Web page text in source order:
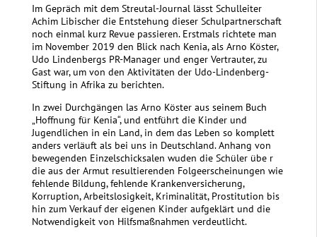
Im Gepräch mit dem Streutal-Journal lässt Schulleiter
Achim Libischer die Entstehung dieser Schulpartnerschaft
noch einmal kurz Revue passieren. Erstmals richtete man
im November 2019 den Blick nach Kenia, als Arno Köster,
Udo Lindenbergs PR-Manager und enger Vertrauter, zu
Gast war, um von den Aktivitäten der Udo-Lindenberg-
Stiftung in Afrika zu berichten.
In zwei Durchgängen las Arno Köster aus seinem Buch
„Hoffnung für Kenia“, und entführt die Kinder und
Jugendlichen in ein Land, in dem das Leben so komplett
anders verläuft als bei uns in Deutschland. Anhang von
bewegenden Einzelschicksalen wuden die Schüler übe r
die aus der Armut resultierenden Folgeerscheinungen wie
fehlende Bildung, fehlende Krankenversicherung,
Korruption, Arbeitslosigkeit, Kriminalität, Prostitution bis
hin zum Verkauf der eigenen Kinder aufgeklärt und die
Notwendigkeit von Hilfsmaßnahmen verdeutlicht.